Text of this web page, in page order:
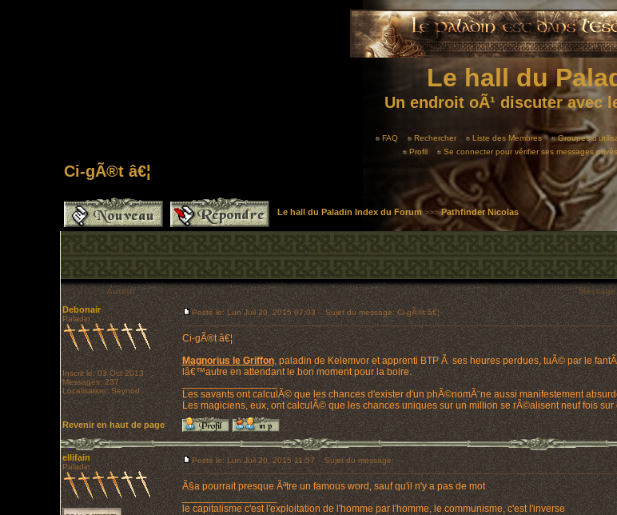
Le hall du
Un endroit oÃ¹ discuter avec
FAQ Rechercher Liste des Membres Groupes
Profil
Se connecter pour vérifier ses messages privés
Ci-gÃ®t â€¦
Le hall du Paladin Index du Forum>>>Pathfinder Nicolas
Auteur
Message
Debonair
Paladin
Inscrit le: 03 Oct 2013
Messages: 237
Localisation: Seynod
Posté le: Lun Juil 20, 2015 07:03 Sujet du message: Ci-gÃ®t â€¦
Ci-gÃ®t â€¦
Magnorius le Griffon, paladin de Kelemvor et apprenti BTP Ã ses heures perdues, tuÃ© par le
lâ€™autre en attendant le bon moment pour la boire.
_________________
Les savants ont calculÃ© que les chances d'exister d'un phÃ©nomÃ¨ne aussi manifestement
Les magiciens, eux, ont calculÃ© que les chances uniques sur un million se rÃ©alisent neuf fois sur
Revenir en haut de page
ellifain
Paladin
Posté le: Lun Juil 20, 2015 11:57 Sujet du message:
Ã§a pourrait presque Ãªtre un famous word, sauf qu'il n'y a pas de mot
_________________
le capitalisme c'est l'exploitation de l'homme par l'homme, le communisme, c'est l'inverse